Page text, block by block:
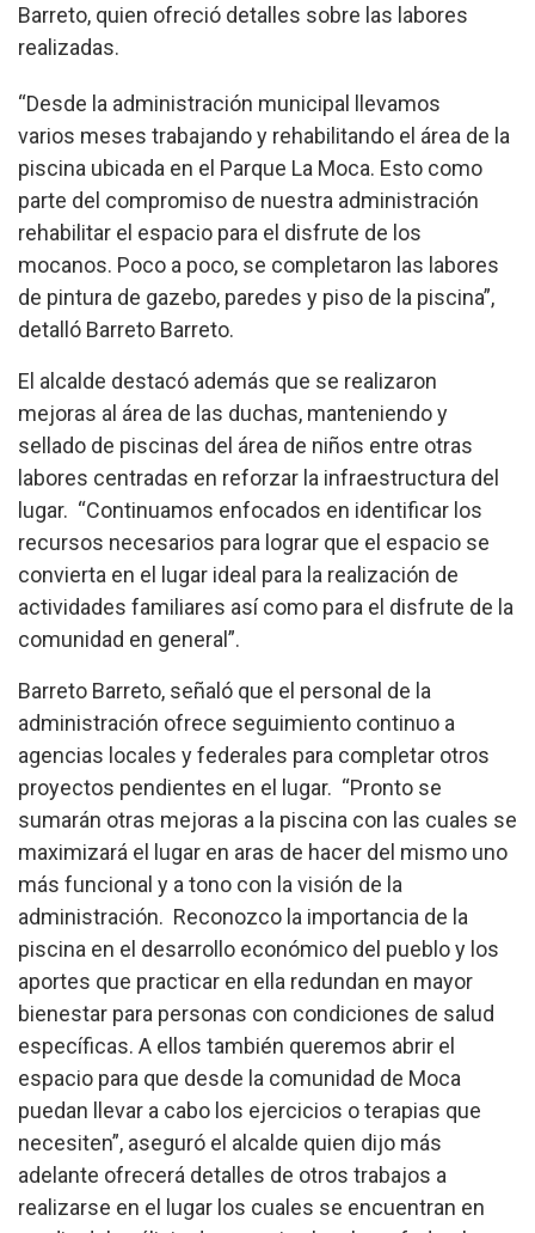
Barreto, quien ofreció detalles sobre las labores
realizadas.
“Desde la administración municipal llevamos
varios meses trabajando y rehabilitando el área de la
piscina ubicada en el Parque La Moca. Esto como
parte del compromiso de nuestra administración
rehabilitar el espacio para el disfrute de los
mocanos. Poco a poco, se completaron las labores
de pintura de gazebo, paredes y piso de la piscina”,
detalló Barreto Barreto.
El alcalde destacó además que se realizaron
mejoras al área de las duchas, manteniendo y
sellado de piscinas del área de niños entre otras
labores centradas en reforzar la infraestructura del
lugar. “Continuamos enfocados en identificar los
recursos necesarios para lograr que el espacio se
convierta en el lugar ideal para la realización de
actividades familiares así como para el disfrute de la
comunidad en general”.
Barreto Barreto, señaló que el personal de la
administración ofrece seguimiento continuo a
agencias locales y federales para completar otros
proyectos pendientes en el lugar. “Pronto se
sumarán otras mejoras a la piscina con las cuales se
maximizará el lugar en aras de hacer del mismo uno
más funcional y a tono con la visión de la
administración. Reconozco la importancia de la
piscina en el desarrollo económico del pueblo y los
aportes que practicar en ella redundan en mayor
bienestar para personas con condiciones de salud
específicas. A ellos también queremos abrir el
espacio para que desde la comunidad de Moca
puedan llevar a cabo los ejercicios o terapias que
necesiten”, aseguró el alcalde quien dijo más
adelante ofrecerá detalles de otros trabajos a
realizarse en el lugar los cuales se encuentran en